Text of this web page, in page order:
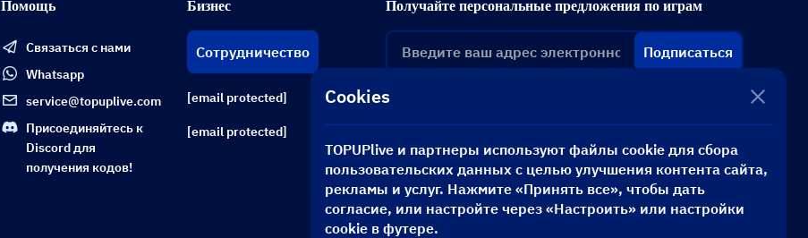
Помощь
Связаться с нами
Whatsapp
service@topuplive.com
Присоединяйтесь к
Discord для
получения кодов!
Бизнес
Сотрудничество
[email protected]
[email protected]
Получайте персональные предложения по играм
Подписаться
Cookies
TOPUPlive и партнеры используют файлы cookie для сбора
пользовательских данных с целью улучшения контента сайта,
рекламы и услуг. Нажмите «Принять все», чтобы дать
согласие, или настройте через «Настроить» или настройки
cookie в футере.